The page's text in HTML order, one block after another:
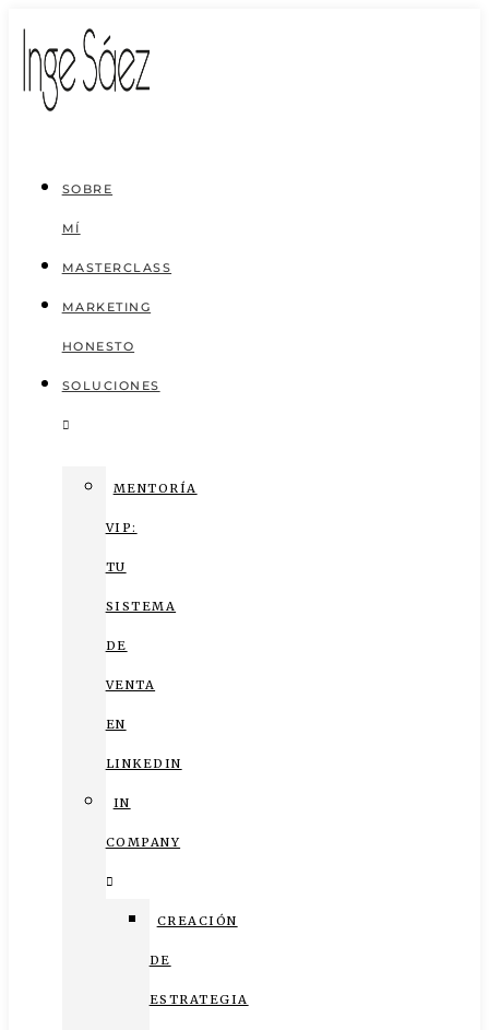
Saltar
contenido
SOBRE
MÍ
MASTERCLASS
MARKETING
HONESTO
SOLUCIONES
MENTORÍA
VIP:
TU
SISTEMA
DE
VENTA
EN
LINKEDIN
IN
COMPANY
CREACIÓN
DE
ESTRATEGIA